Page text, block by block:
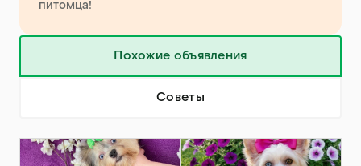
питомца!
Похожие объявления
Советы